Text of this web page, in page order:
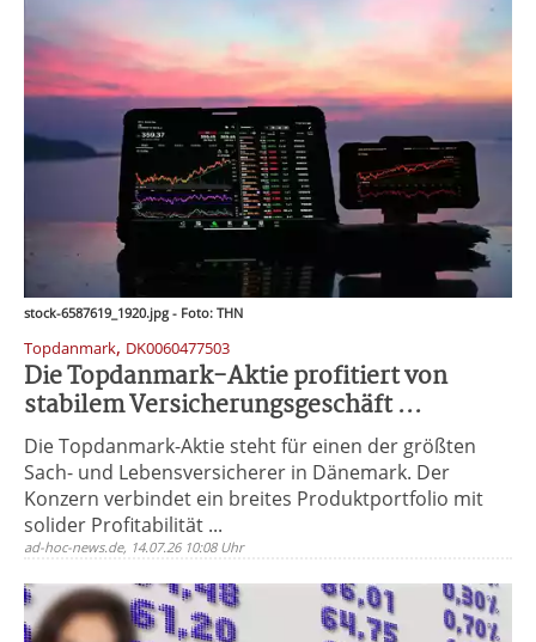
stock-6587619_1920.jpg - Foto: THN
Topdanmark, DK0060477503
Die Topdanmark-Aktie profitiert von
stabilem Versicherungsgeschäft ...
Die Topdanmark-Aktie steht für einen der größten
Sach- und Lebensversicherer in Dänemark. Der
Konzern verbindet ein breites Produktportfolio mit
solider Profitabilität ...
ad-hoc-news.de, 14.07.26 10:08 Uhr